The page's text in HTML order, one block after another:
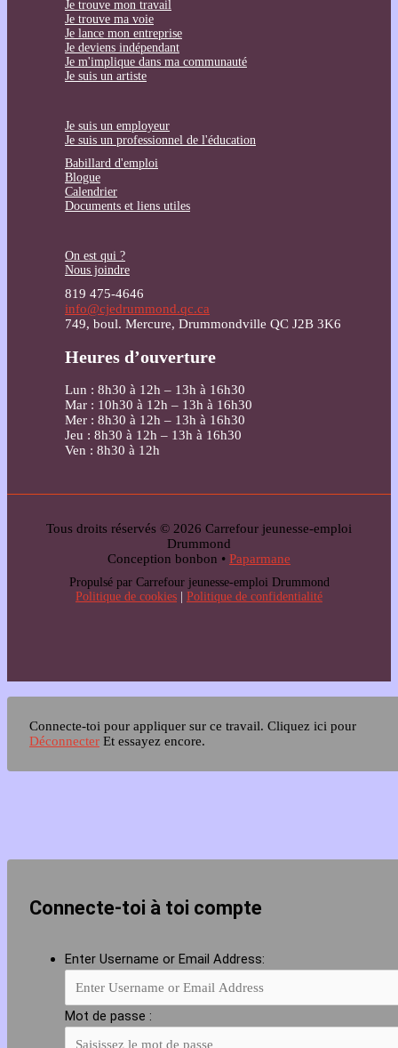
Je trouve mon travail
Je trouve ma voie
Je lance mon entreprise
Je deviens indépendant
Je m'implique dans ma communauté
Je suis un artiste
Je suis un employeur
Je suis un professionnel de l'éducation
Babillard d'emploi
Blogue
Calendrier
Documents et liens utiles
On est qui ?
Nous joindre
819 475-4646
info@cjedrummond.qc.ca
749, boul. Mercure, Drummondville QC J2B 3K6
Heures d’ouverture
Lun : 8h30 à 12h – 13h à 16h30
Mar : 10h30 à 12h – 13h à 16h30
Mer : 8h30 à 12h – 13h à 16h30
Jeu : 8h30 à 12h – 13h à 16h30
Ven : 8h30 à 12h
Tous droits réservés © 2026 Carrefour jeunesse-emploi
Drummond
Conception bonbon • Paparmane
Propulsé par Carrefour jeunesse-emploi Drummond
Politique de cookies | Politique de confidentialité
Connecte-toi pour appliquer sur ce travail. Cliquez ici pour
Déconnecter Et essayez encore.
Connecte-toi à toi compte
Enter Username or Email Address:
Mot de passe :